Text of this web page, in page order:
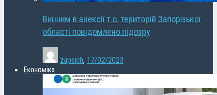
Винним в анексії т.о. територій Запорізької
області повідомлено підозру
zapsich, 17/02/2023
Економіка